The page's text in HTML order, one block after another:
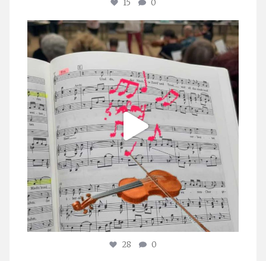
15 0
stuttgarter_oratorienchor
Juli 23
28 0